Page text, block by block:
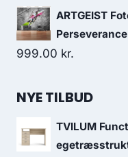
ARTGEIST
999.00 kr.
NYE TILBUD
TVILUM